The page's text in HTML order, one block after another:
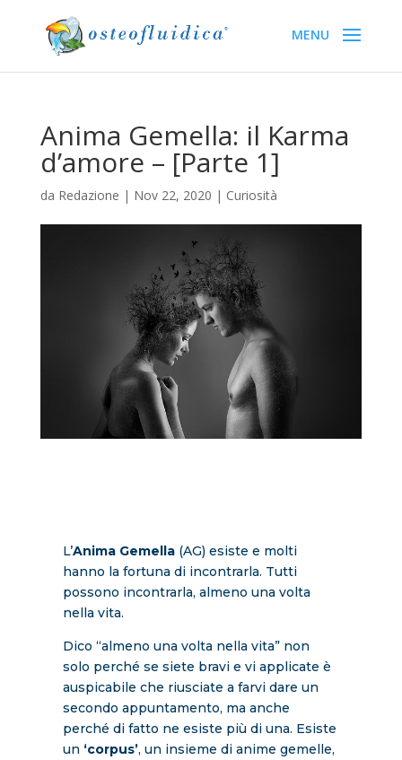
Anima Gemella: il Karma
d’amore – [Parte 1]
da Redazione | Nov 22, 2020 | Curiosità
L’Anima Gemella (AG) esiste e molti
hanno la fortuna di incontrarla. Tutti
possono incontrarla, almeno una volta
nella vita.
Dico “almeno una volta nella vita” non
solo perché se siete bravi e vi applicate è
auspicabile che riusciate a farvi dare un
secondo appuntamento, ma anche
perché di fatto ne esiste più di una. Esiste
un ‘corpus’, un insieme di anime gemelle,